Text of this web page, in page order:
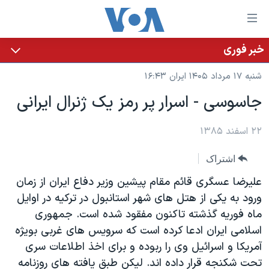
لینکهای
قابل
دسترسی
جهش
محتوای
جهش
اصلی
جهش
به
جستجو
خانه
نسخه سبک وب‌سایت
موضوع ها
ایران
ورزشی
گزیده‌ها
ویژه برنامه‌ها
ویدیوها
برنامه های تلویزیونی
جدول برنامه ها
صفحه‌های ویژه
جام جهانی ۲۰۲۶
عملیات خشم حماسی
۲۵۰سالگی آمریکا
بایگانی برنامه‌های تلویزیونی
فرکانس‌های صدای آمریکا
پخش رادیویی
یادگیری زبان انگلیسی
خبر فوری
شنبه ۱۷ مرداد ۱۴۰۵ ایران ۱۶:۴۳
جاسوسی - اسرار پر رمز يک ژنرال ايرانی
۲۲ اسفند ۱۳۸۵
اشتراک
عليرضا عسگری قائم مقام پيشين وزير دفاع ايران از زمان
ورود به يکی از هتل های شهر استانبول در ترکيه در اوايل
ماه فوريه گذشته تاکنون مفقود شده است. جمهوری
اسلامی ايران ادعا کرده است که سرويس های غربی بويژه
آمريکا و اسرائيل وی را ربوده و برای اخذ اطلاعات سری
تحت شکنجه قرار داده اند. ليکن طبق يافته های روزنامه